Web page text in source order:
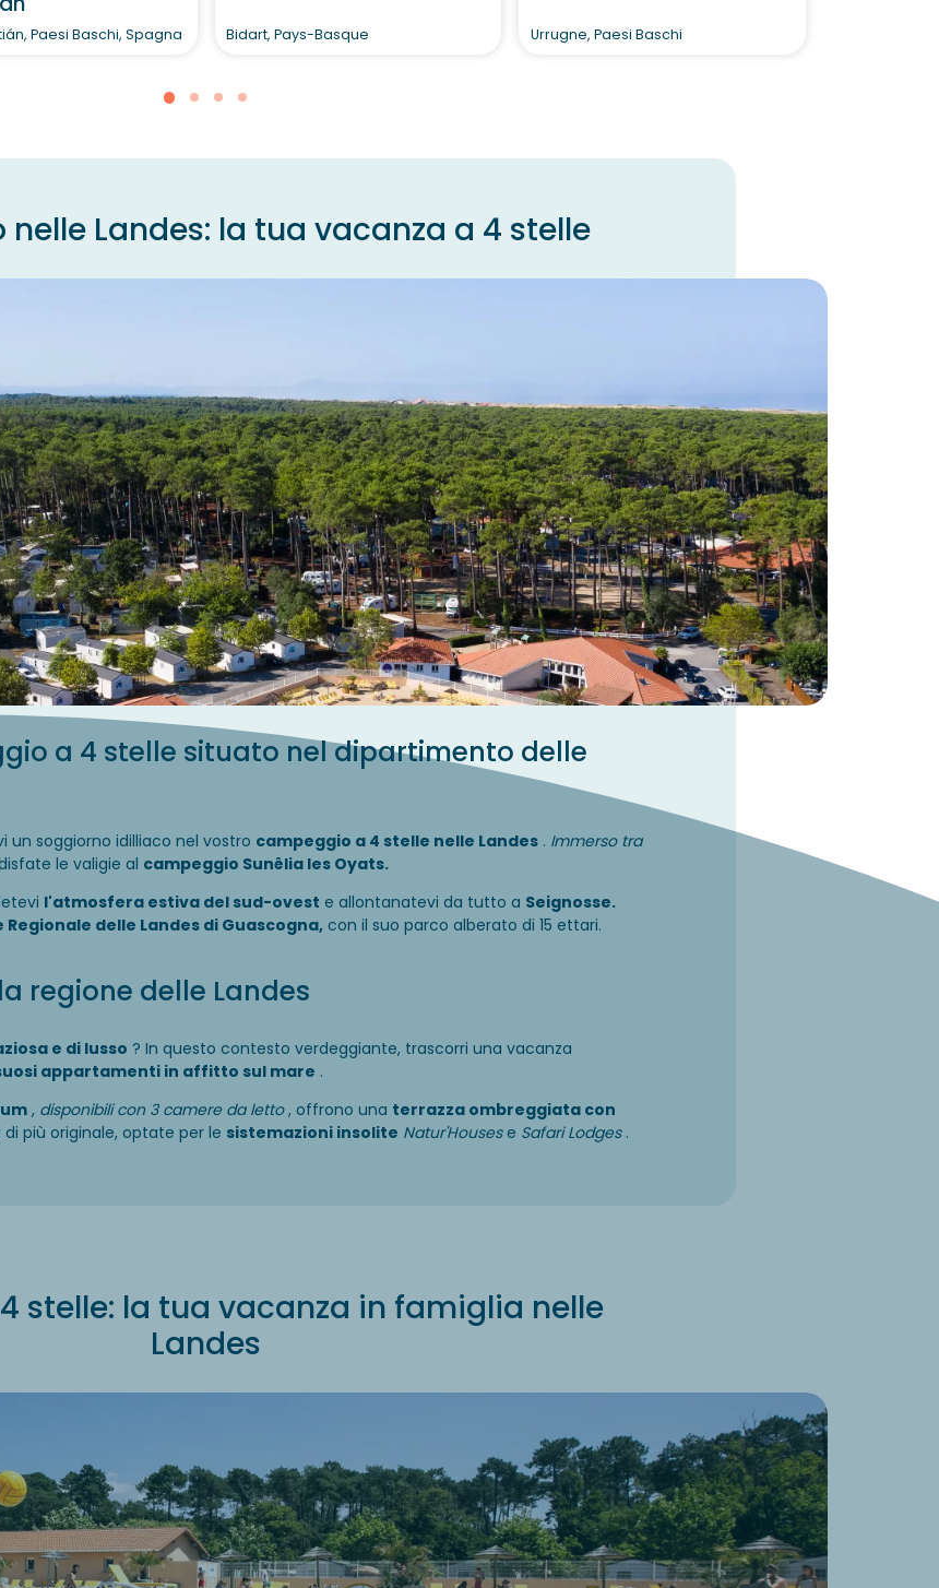
Paesi Baschi, Spagna Bidart, Pays-Basque Urrugne, Paesi Baschi
Landes: la tua vacanza a 4 stelle
a 4 stelle situato nel dipartimento delle
un soggiorno idilliaco nel vostro campeggio a 4 stelle nelle Landes . Immerso tra
le valigie al campeggio Sunêlia les Oyats.
l'atmosfera estiva del sud-ovest e allontanatevi da tutto a Seignosse.
delle Landes di Guascogna, con il suo parco alberato di 15 ettari.
regione delle Landes
e di lusso ? In questo contesto verdeggiante, trascorri una vacanza
appartamenti in affitto sul mare .
, disponibili con 3 camere da letto, offrono una terrazza ombreggiata con
di più originale, optate per le sistemazioni insolite Natur'Housese Safari Lodges.
stelle: la tua vacanza in famiglia nelle
Landes